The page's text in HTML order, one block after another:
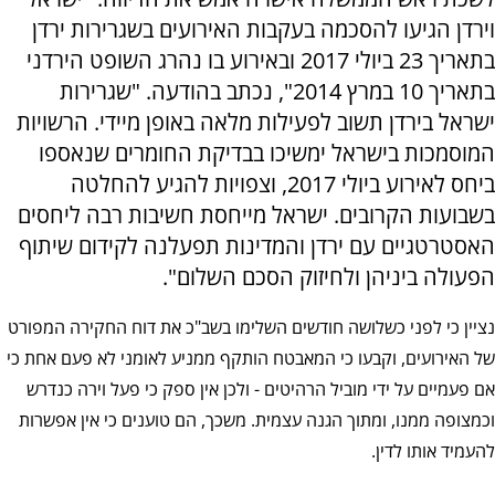
וירדן הגיעו להסכמה בעקבות האירועים בשגרירות ירדן
בתאריך 23 ביולי 2017 ובאירוע בו נהרג השופט הירדני
בתאריך 10 במרץ 2014", נכתב בהודעה. "שגרירות
ישראל בירדן תשוב לפעילות מלאה באופן מיידי. הרשויות
המוסמכות בישראל ימשיכו בבדיקת החומרים שנאספו
ביחס לאירוע ביולי 2017, וצפויות להגיע להחלטה
בשבועות הקרובים. ישראל מייחסת חשיבות רבה ליחסים
האסטרטגיים עם ירדן והמדינות תפעלנה לקידום שיתוף
הפעולה ביניהן ולחיזוק הסכם השלום".
נציין כי לפני כשלושה חודשים השלימו בשב"כ את דוח החקירה המפורט
של האירועים, וקבעו כי המאבטח הותקף ממניע לאומני לא פעם אחת כי
אם פעמיים על ידי מוביל הרהיטים - ולכן אין ספק כי פעל וירה כנדרש
וכמצופה ממנו, ומתוך הגנה עצמית. משכך, הם טוענים כי אין אפשרות
להעמיד אותו לדין.